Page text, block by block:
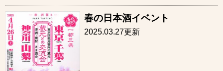
春の日本酒イベント
2025.03.27更新